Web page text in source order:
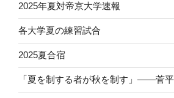
2025年夏対帝京大学速報
各大学夏の練習試合
2025夏合宿
「夏を制する者が秋を制す」——菅